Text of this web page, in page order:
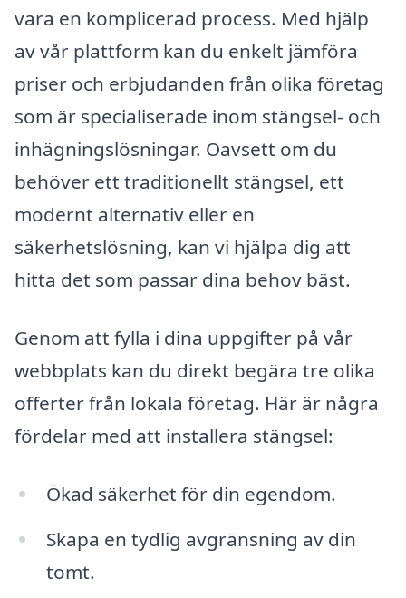
vara en komplicerad process. Med hjälp
av vår plattform kan du enkelt jämföra
priser och erbjudanden från olika företag
som är specialiserade inom stängsel- och
inhägningslösningar. Oavsett om du
behöver ett traditionellt stängsel, ett
modernt alternativ eller en
säkerhetslösning, kan vi hjälpa dig att
hitta det som passar dina behov bäst.
Genom att fylla i dina uppgifter på vår
webbplats kan du direkt begära tre olika
offerter från lokala företag. Här är några
fördelar med att installera stängsel:
Ökad säkerhet för din egendom.
Skapa en tydlig avgränsning av din
tomt.